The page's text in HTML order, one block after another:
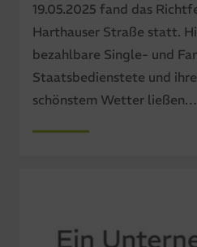
19.05.2025 fand das
Harthauser Straße statt.
bezahlbare Single- und
Staatsbedienstete und
schönstem Wetter ließen…